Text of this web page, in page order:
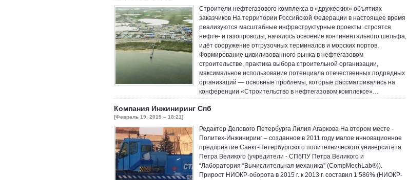
Строители нефтегазового комплекса в «дружеских» объятиях
заказчиков На территории Российской Федерации в настоящее время
реализуются масштабные инфраструктурные проекты: строятся
нефте- и газопроводы, началось освоение континентального шельфа,
идёт сооружение отгрузочных терминалов и морских портов.
Формирование цивилизованного рынка в нефтегазовом
строительстве, практика выбора строительной организации,
максимальное использование потенциала отечественных подрядных
организаций — основные проблемы, которые рассматривались на
конференции «Строительство в нефтегазовом комплексе»…
Компания Инжиниринг Спб
[Февраль 19, 2019 – 18:21]
Редактор Делового Петербурга Лилия Агаркова На втором месте -
Политех-Инжиниринг – созданное в 2011 году малое инновационное
предприятие Санкт-Петербургского политехнического университета
Петра Великого (учредители - СПбПУ Петра Великого и
“Лаборатория “Вычислительная механика” (CompMechLab®)).
Прирост НИОКР-оборота в 2015 г. к 2013 г. составил 1 586% (НИОКР-